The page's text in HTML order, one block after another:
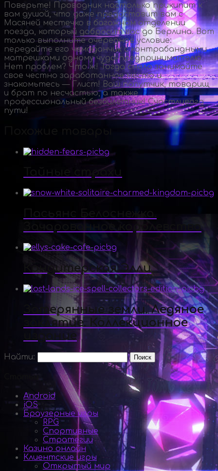
Поверьте! Проводник настолько прикипит к
вам душой, что даже предоставит вам с
Масяней местечко в багажном отделении
поезда, который добросит вас до Берлина. Вот
только выполните очередное условие:
передайте его чемоданчик с контрабандными
матрешками одномучудо-предпринимателю.
Нет проблем? Что ж! Тогда смело занимайте
свое честно заработанное место и
знакомьтесь — Глист! Ваш попутчик, товарищ
и брат по несчастью, а также
профессиональный безбилетник! Счастливого
пути!
Тайные страхи
Кондитерская Элли
Затерянные земли. Ледяное
заклятие. Коллекционное
издание
Найти:
Android
iOS
Браузерные игры
RPG
Спортивные
Стратегии
Казино онлайн
Клиентские игры
Открытый мир